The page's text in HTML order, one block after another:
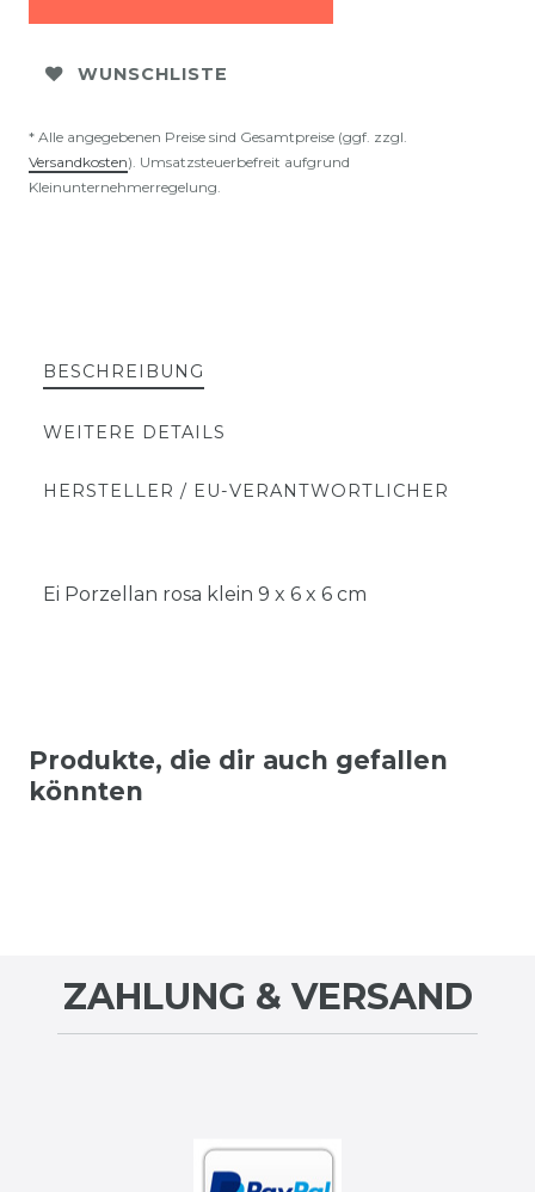
WUNSCHLISTE
* Alle angegebenen Preise sind Gesamtpreise (ggf. zzgl.
Versandkosten). Umsatzsteuerbefreit aufgrund
Kleinunternehmerregelung.
BESCHREIBUNG
WEITERE DETAILS
HERSTELLER / EU-VERANTWORTLICHER
Ei Porzellan rosa klein 9 x 6 x 6 cm
Produkte, die dir auch gefallen
könnten
ZAHLUNG & VERSAND